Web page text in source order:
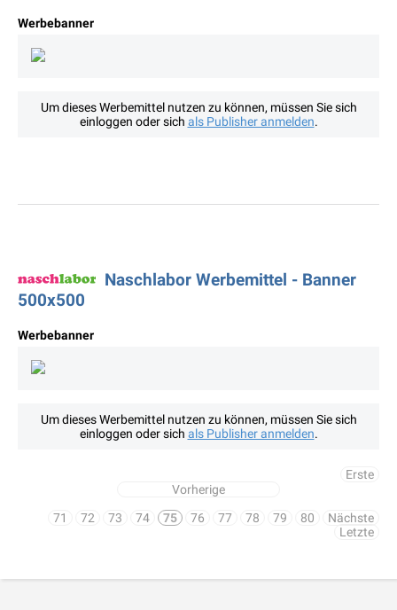
Werbebanner
Um dieses Werbemittel nutzen zu können, müssen Sie sich
einloggen oder sich als Publisher anmelden.
Naschlabor Werbemittel - Banner
500x500
Werbebanner
Um dieses Werbemittel nutzen zu können, müssen Sie sich
einloggen oder sich als Publisher anmelden.
Erste
Vorherige
71
72 73 74 75 76 77 78 79 80
Nächste
Letzte